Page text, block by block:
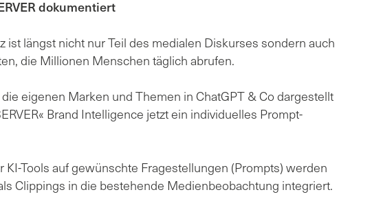
dokumentiert
ist längst nicht nur Teil des medialen Diskurses sondern auch
die Millionen Menschen täglich abrufen.
eigenen Marken und Themen in ChatGPT & Co dargestellt
Brand Intelligence jetzt ein individuelles Prompt-
Tools auf gewünschte Fragestellungen (Prompts) werden
Clippings in die bestehende Medienbeobachtung integriert.